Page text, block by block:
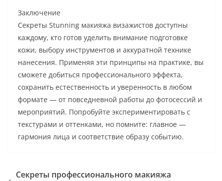
Заключение
Секреты Stunning макияжа визажистов доступны
каждому, кто готов уделить внимание подготовке
кожи, выбору инструментов и аккуратной технике
нанесения. Применяя эти принципы на практике, вы
сможете добиться профессионального эффекта,
сохранить естественность и уверенность в любом
формате — от повседневной работы до фотосессий и
мероприятий. Попробуйте экспериментировать с
текстурами и оттенками, но помните: главное —
гармония лица и соответствие образу событию.
Секреты профессионального макияжа